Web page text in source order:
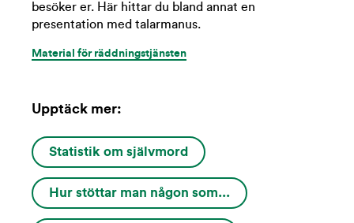
besöker er. Här hittar du bland annat en
presentation med talarmanus.
Material för räddningstjänsten
Upptäck mer:
Statistik om självmord
Hur stöttar man någon som...